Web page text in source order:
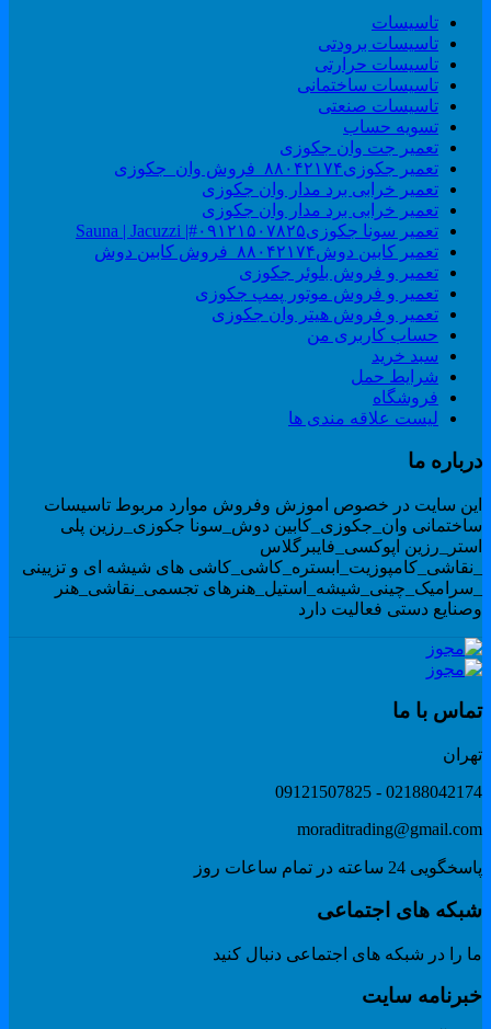
تاسیسات
تاسیسات برودتی
تاسیسات حرارتی
تاسیسات ساختمانی
تاسیسات صنعتی
تسویه حساب
تعمیر جت وان جکوزی
تعمیر جکوزی۸۸۰۴۲۱۷۴_فروش وان_جکوزی
تعمیر خرابی برد مدار وان جکوزی
تعمیر خرابی برد مدار وان جکوزی
تعمیر سونا جکوزی۰۹۱۲۱۵۰۷۸۲۵#| Sauna | Jacuzzi
تعمیر کابین دوش۸۸۰۴۲۱۷۴_فروش کابین دوش
تعمیر و فروش بلوئر جکوزی
تعمیر و فروش موتور پمپ جکوزی
تعمیر و فروش هیتر وان جکوزی
حساب کاربری من
سبد خرید
شرایط حمل
فروشگاه
لیست علاقه مندی ها
ما
سایت در خصوص اموزش وفروش موارد مربوط تاسیسات
وان_جکوزی_کابین دوش_سونا جکوزی_رزین پلی
اپوکسی_فایبرگلاس
های شیشه ای و تزیینی
تجسمی_نقاشی_هنر
دستی فعالیت دارد
با ما
02188042174 -
24 ساعته در تمام ساعات روز
های اجتماعی
را در شبکه های اجتماعی دنبال کنید
سایت